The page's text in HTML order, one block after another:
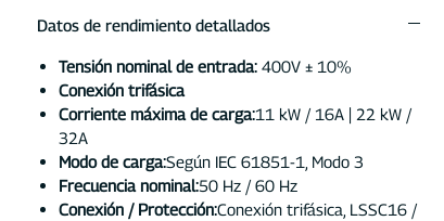
Datos de rendimiento detallados
Tensión nominal de entrada: 400V ± 10%
Conexión trifásica
Corriente máxima de carga:11 kW / 16A | 22 kW /
32A
Modo de carga:Según IEC 61851-1, Modo 3
Frecuencia nominal:50 Hz / 60 Hz
Conexión / Protección:Conexión trifásica, LSSC16 /